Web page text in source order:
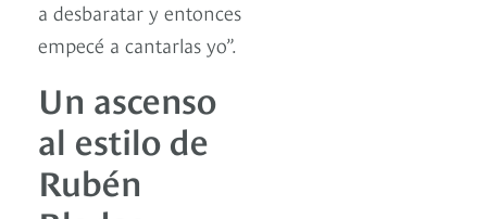
a desbaratar y entonces
empecé a cantarlas yo”.
Un ascenso
al estilo de
Rubén